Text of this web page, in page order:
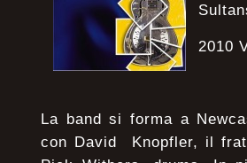
2010
La band si forma a
con David Knopfler, il